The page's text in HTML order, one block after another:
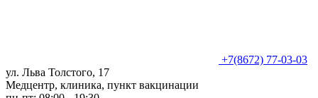
+7(8672) 77-03-03
ул. Льва Толстого, 17
Медцентр, клиника, пункт вакцинации